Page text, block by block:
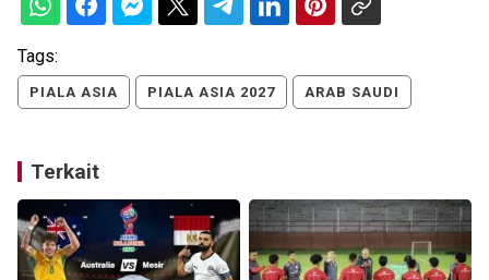
Tags:
PIALA ASIA PIALA ASIA 2027 ARAB SAUDI
Terkait